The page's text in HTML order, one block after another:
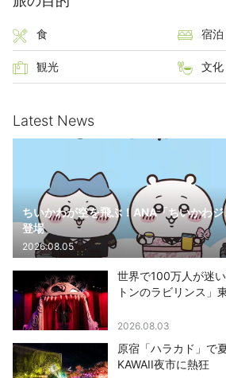
食 宿泊
観光 文化
Latest News
ちいかわが空を飛ぶ！ANA「ちいかわ
登場
2026.08.05
世界で100万人が迷
トンのラビリンス」
2026.08.03
原宿「ハラカド」で
KAWAII夜市に熱狂